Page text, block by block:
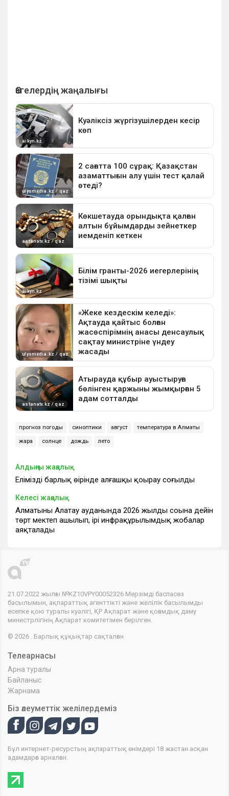
прогноз погоды синоптики август температура в Алматы
жара солнце дождь лето
Алдыңғы жаңалық
Еліміздің барлық өңірінде алғашқы қоңырау соғылды
Келесі жаңалық
Алматының Алатау ауданында 2026 жылдың соңына дейін
төрт мектеп ашылып, ірі инфрақұрылымдық жобалар
аяқталады
21.07.2022 жылғы №KZ10VPY00052326 Мерзімді баспасөз
басылымын, ақпараттық агенттікті және желілік басылымды
есепке қою туралы куәлігі, ҚР Ақпарат және қоғамдық даму
министрлігінің Ақпарат комитетімен берілген.
© 2026 . Барлық құқықтар сақталған
Телеарнасы
Арна туралы
Байланыс
Жарнама
Біз әлеуметтік желілердеміз
Бұл интернет-ресурстың ақпараттық өнімдері 18 жастан асқан
адамдарға арналған.